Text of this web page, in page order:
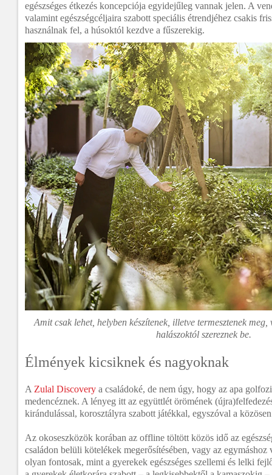
egészséges étkezés koncepciója egyidejűleg vannak jelen. A
valamint egészségcéljaira szabott speciális étrendjéhez csakis
használnak fel, a húsoktól kezdve a fűszerekig.
Amit csak lehet, helyben készítenek, illetve termesztenek
halászoktól szereznek be.
Élmények kicsiknek és nagyoknak
A Zulal Discovery a családoké, de nem úgy, hogy az apa
medencéznek. A lényeg itt az együttlét örömének
kirándulással, korosztályra szabott játékkal, egyszóval a
Az okoseszközök korában az offline töltött közös idő az
családon belüli kötelékek megerősítésében, vagy az egymáshoz
olyan fontosak, mint a gyerekek egészséges szellemi és lelki